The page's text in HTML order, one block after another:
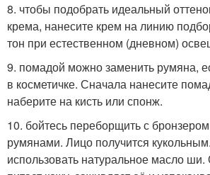
8. чтобы подобрать идеальный
крема, нанесите крем на линию
тон при естественном (дневном)
9. помадой можно заменить румяна,
в косметичке. Сначала нанесите
наберите на кисть или спонж.
10. бойтесь переборщить с
румянами. Лицо получится
использовать натуральное масло